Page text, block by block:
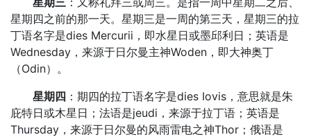
星期四之前的那一天。星期三是一周的第三天，星期三的拉
丁语名字是dies Mercurii，即水星日或墨邱利日；英语是
Wednesday，来源于日尔曼主神Woden，即大神奥丁
（Odin）。
星期四 ：期四的拉丁语名字是dies Iovis，意思就是朱
庇特日或木星日；法语是jeudi，来源于拉丁语；英语是
Thursday，来源于日尔曼的风雨雷电之神Thor；俄语是